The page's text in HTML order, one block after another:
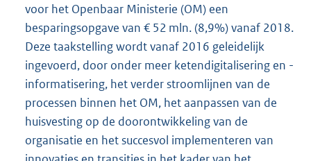
voor het Openbaar Ministerie (OM) een
besparingsopgave van € 52 mln. (8,9%) vanaf 2018.
Deze taakstelling wordt vanaf 2016 geleidelijk
ingevoerd, door onder meer ketendigitalisering en -
informatisering, het verder stroomlijnen van de
processen binnen het OM, het aanpassen van de
huisvesting op de doorontwikkeling van de
organisatie en het succesvol implementeren van